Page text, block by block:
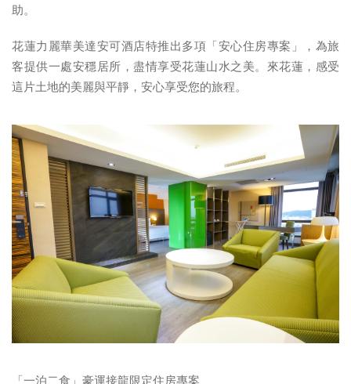
同時，行政院人事總處放寬國民旅遊卡使用規範，即日起至年
助。
花蓮力麗華美達安可酒店特推出多項「安心住房專案」，為旅
這片土地的美麗與平靜，安心享受您的旅程。